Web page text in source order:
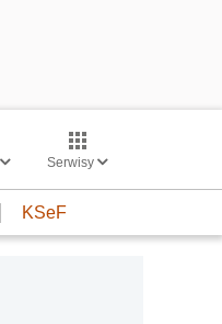
Serwisy
KSeF